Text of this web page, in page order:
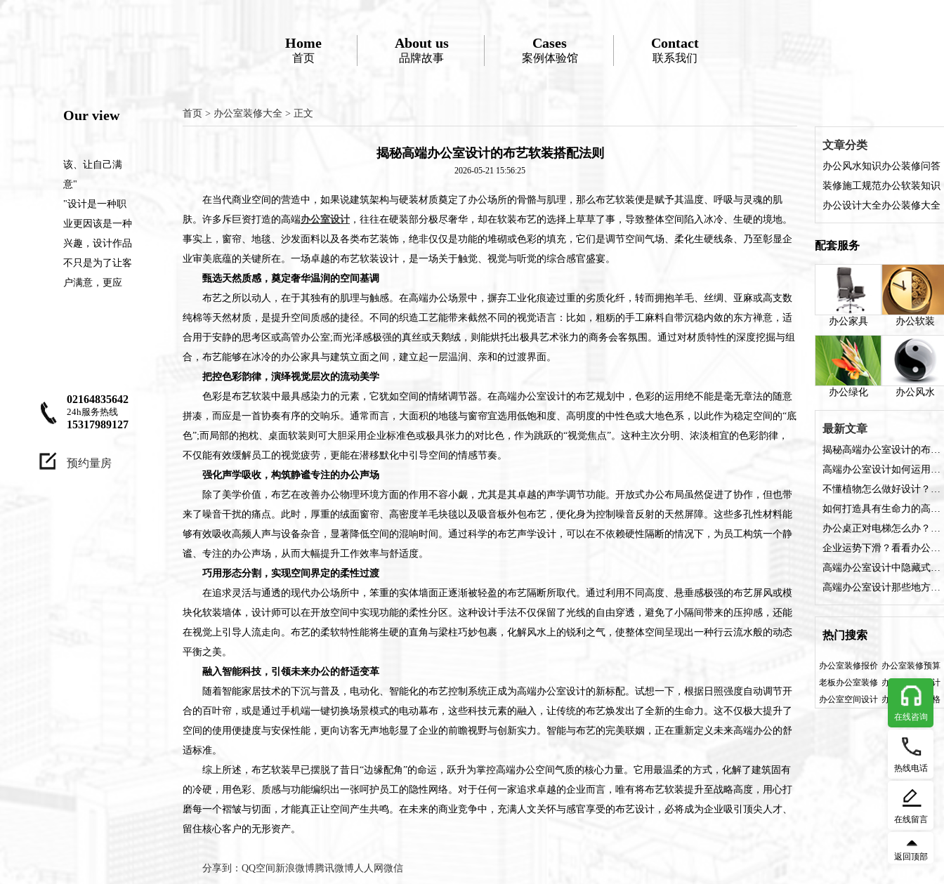
Home
首页
About us
品牌故事
Cases
案例体验馆
Contact
联系我们
Our view
不只是为了让客
意"
"设计是一种职
业更因该是一种
兴趣，设计作品
不只是为了让客
户满意，更应
该、让自己满
02164835642
24h服务热线
15317989127
预约量房
首页 > 办公室装修大全 > 正文
揭秘高端办公室设计的布艺软装搭配法则
2026-05-21 15:56:25
在当代商业空间的营造中，如果说建筑架构与硬装材质奠定了办公场所的骨骼与肌理，那么布艺软装便是赋予其温度、呼吸与灵魂的肌
肤。许多斥巨资打造的高端办公室设计 ，往往在硬装部分极尽奢华，却在软装布艺的选择上草草了事，导致整体空间陷入冰冷、生硬的境地。
事实上，窗帘、地毯、沙发面料以及各类布艺装饰，绝非仅仅是功能的堆砌或色彩的填充，它们是调节空间气场、柔化生硬线条、乃至彰显企
业审美底蕴的关键所在。一场卓越的布艺软装设计，是一场关于触觉、视觉与听觉的综合感官盛宴。
甄选天然质感，奠定奢华温润的空间基调
布艺之所以动人，在于其独有的肌理与触感。在高端办公场景中，摒弃工业化痕迹过重的劣质化纤，转而拥抱羊毛、丝绸、亚麻或高支数
纯棉等天然材质，是提升空间质感的捷径。不同的织造工艺能带来截然不同的视觉语言：比如，粗粝的手工麻料自带沉稳内敛的东方禅意，适
合用于安静的思考区或高管办公室;而光泽感极强的真丝或天鹅绒，则能烘托出极具艺术张力的商务会客氛围。通过对材质特性的深度挖掘与组
合，布艺能够在冰冷的办公家具与建筑立面之间，建立起一层温润、亲和的过渡界面。
把控色彩韵律，演绎视觉层次的流动美学
色彩是布艺软装中最具感染力的元素，它犹如空间的情绪调节器。在高端办公室设计的布艺规划中，色彩的运用绝不能是毫无章法的随意
拼凑，而应是一首协奏有序的交响乐。通常而言，大面积的地毯与窗帘宜选用低饱和度、高明度的中性色或大地色系，以此作为稳定空间的“底
色”;而局部的抱枕、桌面软装则可大胆采用企业标准色或极具张力的对比色，作为跳跃的“视觉焦点”。这种主次分明、浓淡相宜的色彩韵律，
不仅能有效缓解员工的视觉疲劳，更能在潜移默化中引导空间的情感节奏。
强化声学吸收，构筑静谧专注的办公声场
除了美学价值，布艺在改善办公物理环境方面的作用不容小觑，尤其是其卓越的声学调节功能。开放式办公布局虽然促进了协作，但也带
来了噪音干扰的痛点。此时，厚重的绒面窗帘、高密度羊毛块毯以及吸音板外包布艺，便化身为控制噪音反射的天然屏障。这些多孔性材料能
够有效吸收高频人声与设备杂音，显著降低空间的混响时间。通过科学的布艺声学设计，可以在不依赖硬性隔断的情况下，为员工构筑一个静
谧、专注的办公声场，从而大幅提升工作效率与舒适度。
巧用形态分割，实现空间界定的柔性过渡
在追求灵活与通透的现代办公场所中，笨重的实体墙面正逐渐被轻盈的布艺隔断所取代。通过利用不同高度、悬垂感极强的布艺屏风或模
块化软装墙体，设计师可以在开放空间中实现功能的柔性分区。这种设计手法不仅保留了光线的自由穿透，避免了小隔间带来的压抑感，还能
在视觉上引导人流走向。布艺的柔软特性能将生硬的直角与梁柱巧妙包裹，化解风水上的锐利之气，使整体空间呈现出一种行云流水般的动态
平衡之美。
融入智能科技，引领未来办公的舒适变革
随着智能家居技术的下沉与普及，电动化、智能化的布艺控制系统正成为高端办公室设计的新标配。试想一下，根据日照强度自动调节开
合的百叶帘，或是通过手机端一键切换场景模式的电动幕布，这些科技元素的融入，让传统的布艺焕发出了全新的生命力。这不仅极大提升了
空间的使用便捷度与安保性能，更向访客无声地彰显了企业的前瞻视野与创新实力。智能与布艺的完美联姻，正在重新定义未来高端办公的舒
适标准。
综上所述，布艺软装早已摆脱了昔日“边缘配角”的命运，跃升为掌控高端办公空间气质的核心力量。它用最温柔的方式，化解了建筑固有
的冷硬，用色彩、质感与功能编织出一张呵护员工的隐性网络。对于任何一家追求卓越的企业而言，唯有将布艺软装提升至战略高度，用心打
磨每一个褶皱与切面，才能真正让空间产生共鸣。在未来的商业竞争中，充满人文关怀与感官享受的布艺设计，必将成为企业吸引顶尖人才、
留住核心客户的无形资产。
分享到： QQ空间 新浪微博腾讯微博人人网 微信
文章分类
办公风水知识办公装修问答
装修施工规范办公软装知识
办公设计大全办公装修大全
配套服务
办公家具 办公软装
办公绿化 办公风水
最新文章
揭秘高端办公室设计的布艺软装搭配法则
高端办公室设计如何运用摆件提升空间格调
不懂植物怎么做好设计？聊聊高端办公室设计中的绿植甄选门道
如何打造具有生命力的高端办公室设计软装体系
办公桌正对电梯怎么办？5个办公室装修风水妙招轻松破局
企业运势下滑？看看办公室装修风水中枯萎植物的潜在影响
高端办公室设计中隐藏式光源的硬核筛选标准是什么？
高端办公室设计那些地方不适合弄隐藏式光源？
热门搜索
办公室装修报价 办公室装修预算
老板办公室装修 办公室软装设计
办公室空间设计 办公室装修风格
在线咨询
热线电话
在线留言
返回顶部